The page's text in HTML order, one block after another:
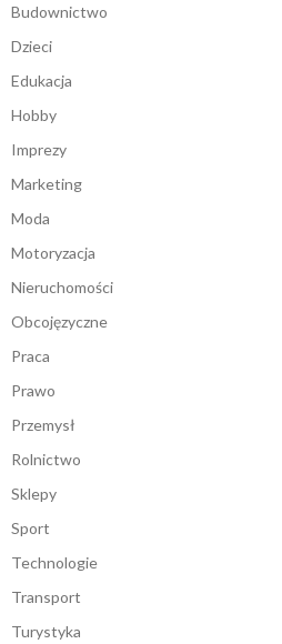
Budownictwo
Dzieci
Edukacja
Hobby
Imprezy
Marketing
Moda
Motoryzacja
Nieruchomości
Obcojęzyczne
Praca
Prawo
Przemysł
Rolnictwo
Sklepy
Sport
Technologie
Transport
Turystyka